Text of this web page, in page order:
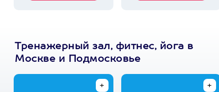
Тренажерный зал, фитнес, йога в
Москве и Подмосковье